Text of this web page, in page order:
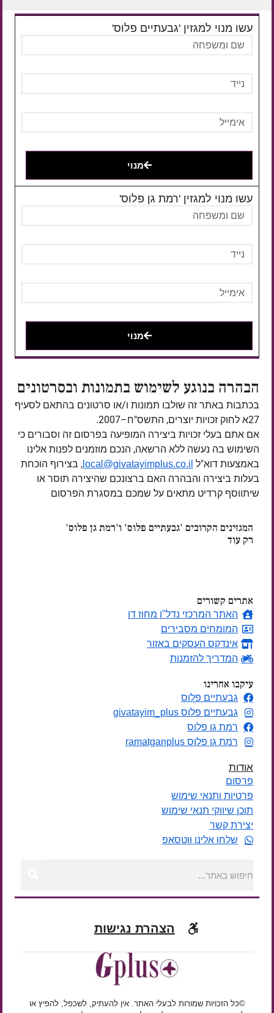
עשו מנוי למגזין 'גבעתיים פלוס'
מנוי
עשו מנוי למגזין 'רמת גן פלוס'
מנוי
הבהרה בנוגע לשימוש בתמונות ובסרטונים
בכתבות באתר זה שולבו תמונות ו/או סרטונים בהתאם לסעיף
27א לחוק זכויות יוצרים, התשס"ח–2007.
אם אתם בעלי זכויות ביצירה המופיעה בפרסום זה וסבורים כי
השימוש בה נעשה ללא הרשאה, הנכם מוזמנים לפנות אלינו
באמצעות דוא"ל local@givatayimplus.co.il , בצירוף הוכחת
בעלות ביצירה והבהרה האם ברצונכם שהיצירה תוסר או
שיתווסף קרדיט מתאים על שמכם במסגרת הפרסום
המגזינים הקרובים 'גבעתיים פלוס' ו'רמת גן פלוס'
רק עוד
אתרים קשורים
האתר המרכזי נדל"ן מחוז דן
המומחים מסבירים
אינדקס העסקים באזור
המדריך להזמנות
עיקבו אחרינו
גבעתיים פלוס
גבעתיים פלוס givatayim_plus
רמת גן פלוס
רמת גן פלוס ramatganplus
אודות
פרסום
פרטיות ותנאי שימוש
תוכן שיווקי תנאי שימוש
יצירת קשר
שלחו אלינו ווטסאפ
הצהרת נגישות
©כל הזכויות שמורות לבעלי האתר. אין להעתיק, לשכפל, להפיץ או